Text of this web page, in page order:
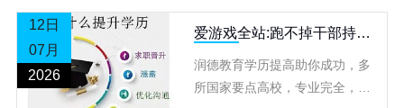
这是国家给予千万学子的坚定承
诺。在
12日
07月
2026
爱游戏全站:跑不掉干部持假
润德教育学历提高助你成功，多
所国家要点高校，专业完全，